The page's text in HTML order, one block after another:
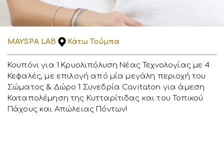
MAYSPA LAB Κάτω Τούμπα
Κουπόνι για 1 Κρυολιπόλυση Νέας Τεχνολογίας με 4
Κεφαλές, με επιλογή από μία μεγάλη περιοχή του
Σώματος & Δώρο 1 Συνεδρία Cavitaton για άμεση
Καταπολέμηση της Κυτταρίτιδας και του Τοπικού
Πάχους και Απώλειας Πόντων!